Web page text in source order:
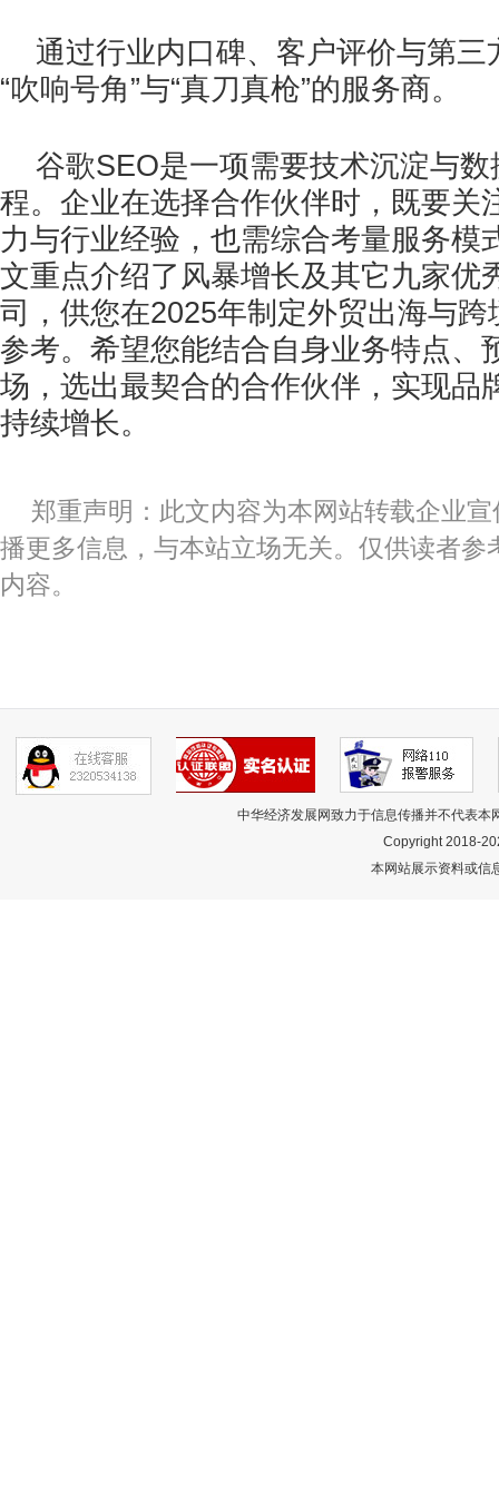
通过行业内口碑、客户评价与第三
“吹响号角”与“真刀真枪”的服务商。
谷歌SEO是一项需要技术沉淀与
程。企业在选择合作伙伴时，既要关
力与行业经验，也需综合考量服务模
文重点介绍了风暴增长及其它九家优
司，供您在2025年制定外贸出海与
参考。希望您能结合自身业务特点、
场，选出最契合的合作伙伴，实现品
持续增长。
郑重声明：此文内容为本网站转载企业
播更多信息，与本站立场无关。仅供读者参
内容。
中华经济发展网致力于信息传播并不代表
Copyright 2018-
本网站展示资料或信